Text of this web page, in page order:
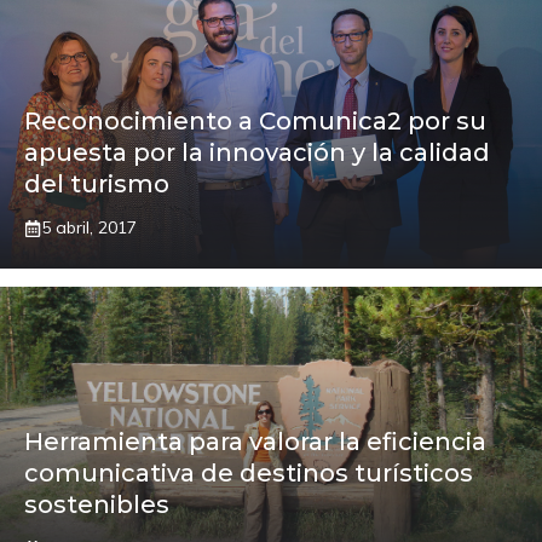
Reconocimiento a Comunica2 por su
apuesta por la innovación y la calidad
del turismo
5 abril, 2017
Herramienta para valorar la eficiencia
comunicativa de destinos turísticos
sostenibles